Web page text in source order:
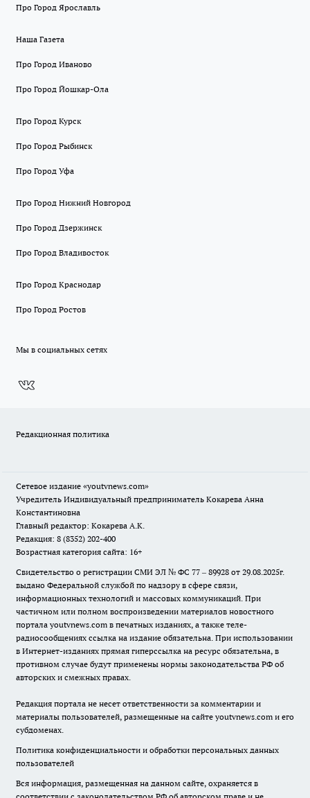
Про Город Ярославль
Наша Газета
Про Город Иваново
Про Город Йошкар-Ола
Про Город Курск
Про Город Рыбинск
Про Город Уфа
Про Город Нижний Новгород
Про Город Дзержинск
Про Город Владивосток
Про Город Краснодар
Про Город Ростов
Мы в социальных сетях
Редакционная политика
Сетевое издание «youtvnews.com»
Учредитель Индивидуальный предприниматель Кокарева Анна
Константиновна
Главный редактор: Кокарева А.К.
Редакция: 8 (8352) 202-400
Возрастная категория сайта: 16+
Свидетельство о регистрации СМИ ЭЛ № ФС 77 – 89928 от 29.08.2025г.
выдано Федеральной службой по надзору в сфере связи,
информационных технологий и массовых коммуникаций. При
частичном или полном воспроизведении материалов новостного
портала youtvnews.com в печатных изданиях, а также теле-
радиосообщениях ссылка на издание обязательна. При использовании
в Интернет-изданиях прямая гиперссылка на ресурс обязательна, в
противном случае будут применены нормы законодательства РФ об
авторских и смежных правах.
Редакция портала не несет ответственности за комментарии и
материалы пользователей, размещенные на сайте youtvnews.com и его
субдоменах.
Политика конфиденциальности и обработки персональных данных
пользователей
Вся информация, размещенная на данном сайте, охраняется в